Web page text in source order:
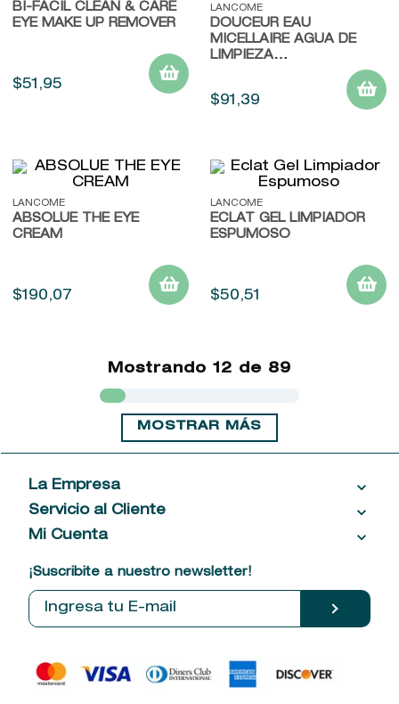
BI-FACIL CLEAN & CARE
EYE MAKE UP REMOVER
$51 ,95
LANCOME
DOUCEUR EAU
MICELLAIRE AGUA DE
LIMPIEZA
$91 ,39
LANCOME
ABSOLUE THE EYE
CREAM
$190,07
LANCOME
ECLAT GEL LIMPIADOR
ESPUMOSO
$50,51
Mostrando 12 de 89
MOSTRAR MÁS
La Empresa
Acerca de las Fragancias
Ventas al por mayor
Política de entrega
Tiendas
Servicio al Cliente
Contáctanos
Comprobantes electrónicos
Mi Cuenta
¡Suscribite a nuestro newsletter!